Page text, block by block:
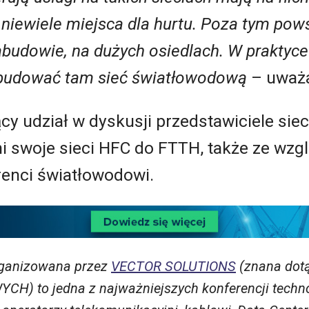
miejsca dla hurtu. Poza tym
na dużych osiedlach. W
tam sieć światłowodową –
udział w dyskusji przedstawiciele
swoje sieci HFC do FTTH, także ze
światłowodowi.
przez VECTOR SOLUTIONS (znana
to jedna z najważniejszych konferencji